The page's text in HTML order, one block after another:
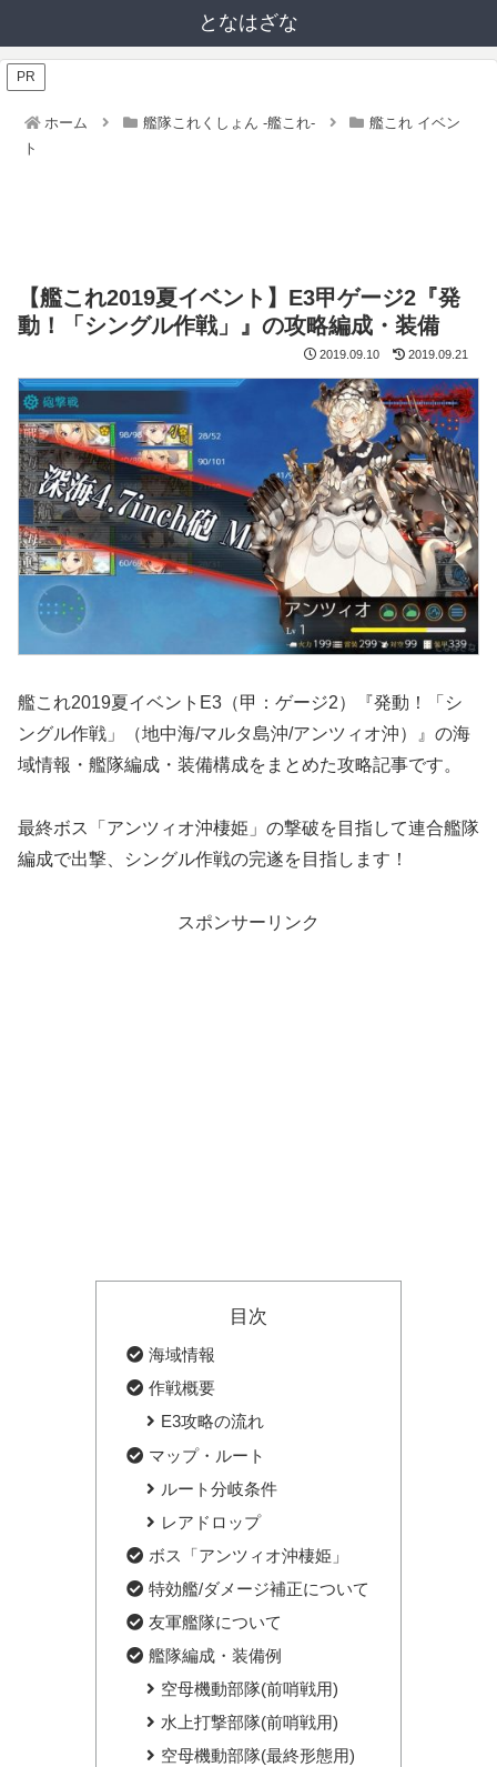
となはざな
PR
ホーム 艦隊これくしょん -艦これ-
艦これ イベン
ト
【艦これ2019夏イベント】E3甲ゲージ2『発
動！「シングル作戦」』の攻略編成・装備
2019.09.10 2019.09.21
艦これ2019夏イベントE3（甲：ゲージ2）『発動！「シ
ングル作戦」（地中海/マルタ島沖/アンツィオ沖）』の海
域情報・艦隊編成・装備構成をまとめた攻略記事です。
最終ボス「アンツィオ沖棲姫」の撃破を目指して連合艦隊
編成で出撃、シングル作戦の完遂を目指します！
スポンサーリンク
目次
海域情報
作戦概要
E3攻略の流れ
マップ・ルート
ルート分岐条件
レアドロップ
ボス「アンツィオ沖棲姫」
特効艦/ダメージ補正について
友軍艦隊について
艦隊編成・装備例
空母機動部隊(前哨戦用)
水上打撃部隊(前哨戦用)
空母機動部隊(最終形態用)